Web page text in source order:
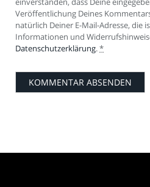
Veröffentlichung Deines
natürlich Deiner E-Mail-Adresse, die
Informationen und
Datenschutzerklärung.*